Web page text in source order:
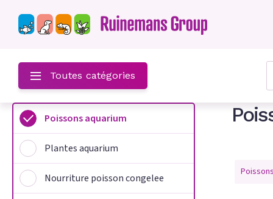
congelee
Toutes catégories
Poissons aquarium
Plantes aquarium
Nourriture poisson congelee